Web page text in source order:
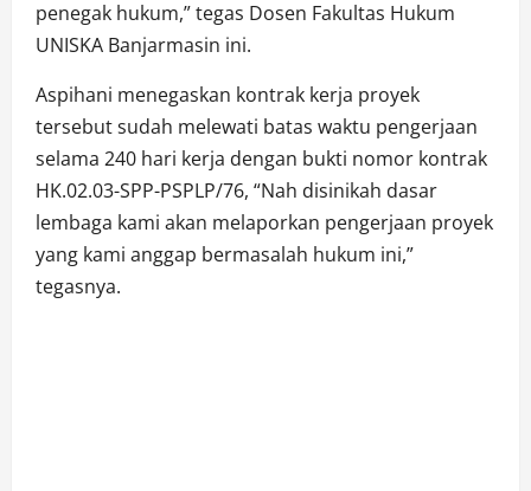
penegak hukum,” tegas Dosen Fakultas Hukum
UNISKA Banjarmasin ini.
Aspihani menegaskan kontrak kerja proyek
tersebut sudah melewati batas waktu pengerjaan
selama 240 hari kerja dengan bukti nomor kontrak
HK.02.03-SPP-PSPLP/76, “Nah disinikah dasar
lembaga kami akan melaporkan pengerjaan proyek
yang kami anggap bermasalah hukum ini,”
tegasnya.